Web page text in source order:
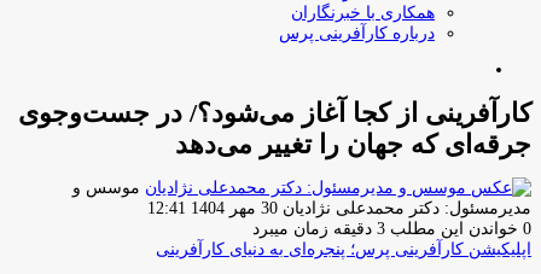
همکاری با خبرنگاران
درباره کارآفرینی پرس
کارآفرینی از کجا آغاز می‌شود؟/ در جست‌وجوی
جرقه‌ای که جهان را تغییر می‌دهد
موسس و
مدیرمسئول: دکتر محمدعلی نژادیان ارسال
ایمیل
30 مهر 1404 12:41
0 خواندن این مطلب 3 دقیقه زمان میبرد
اپلیکیشن کارآفرینی پرس؛ پنجره‌ای به دنیای کارآفرینی